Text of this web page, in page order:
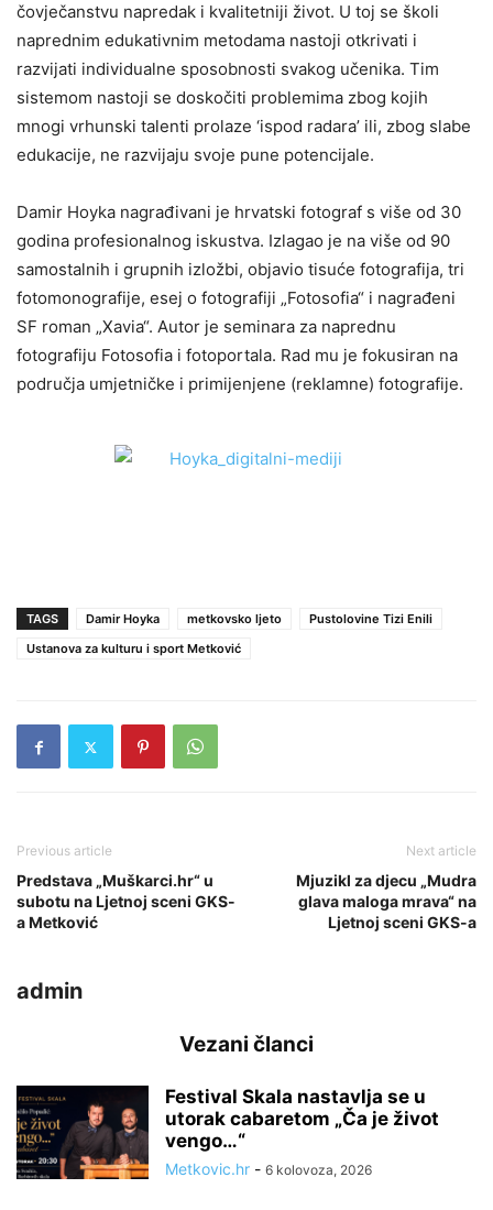
čovječanstvu napredak i kvalitetniji život. U toj se školi
naprednim edukativnim metodama nastoji otkrivati i
razvijati individualne sposobnosti svakog učenika. Tim
sistemom nastoji se doskočiti problemima zbog kojih
mnogi vrhunski talenti prolaze ‘ispod radara’ ili, zbog slabe
edukacije, ne razvijaju svoje pune potencijale.
Damir Hoyka nagrađivani je hrvatski fotograf s više od 30
godina profesionalnog iskustva. Izlagao je na više od 90
samostalnih i grupnih izložbi, objavio tisuće fotografija, tri
fotomonografije, esej o fotografiji „Fotosofia“ i nagrađeni
SF roman „Xavia“. Autor je seminara za naprednu
fotografiju Fotosofia i fotoportala. Rad mu je fokusiran na
područja umjetničke i primijenjene (reklamne) fotografije.
TAGS Damir Hoyka metkovsko ljeto
Pustolovine Tizi Enili
Ustanova za kulturu i sport Metković
Previous article
Predstava „Muškarci.hr“ u
subotu na Ljetnoj sceni GKS-
a Metković
Next article
Mjuzikl za djecu „Mudra
glava maloga mrava“ na
Ljetnoj sceni GKS-a
admin
Vezani članci
Festival Skala nastavlja se u
utorak cabaretom „Ča je život
vengo…“
Metkovic.hr - 6 kolovoza, 2026